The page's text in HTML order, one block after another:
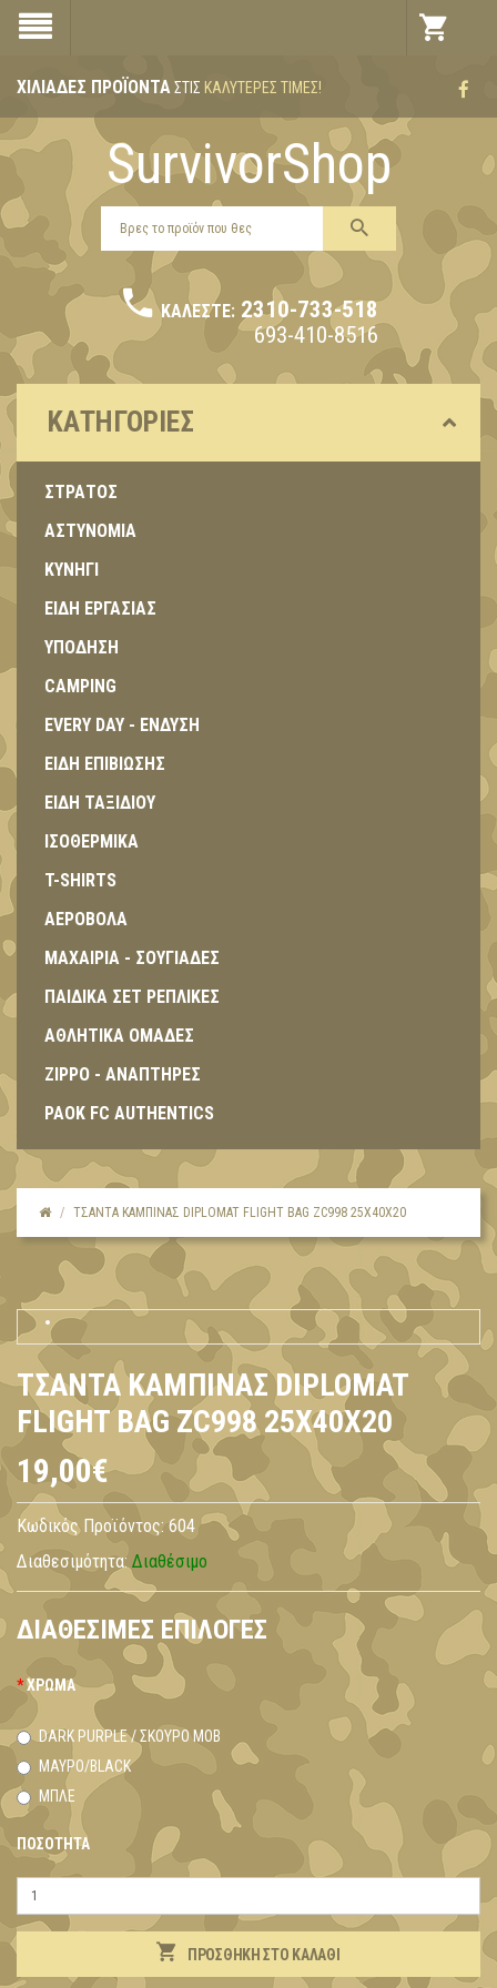
ΧΙΛΙΆΔΕΣ ΠΡΟΪΌΝΤΑΣΤΙΣ ΚΑΛΎΤΕΡΕΣ ΤΙΜΈΣ!
SurvivorShop
ΚΑΛΈΣΤΕ: 2310-733-518
693-410-8516
ΚΑΤΗΓΟΡΊΕΣ
ΣΤΡΑΤΟΣ
ΑΣΤΥΝΟΜΙΑ
ΚΥΝΗΓΙ
ΕΙΔΗ ΕΡΓΑΣΙΑΣ
ΥΠΟΔΗΣΗ
CAMPING
EVERY DAY - ΕΝΔΥΣΗ
ΕΙΔΗ ΕΠΙΒΙΩΣΗΣ
ΕΙΔΗ ΤΑΞΙΔΙΟΥ
ΙΣΟΘΕΡΜΙΚΑ
T-SHIRTS
ΑΕΡΟΒΟΛΑ
ΜΑΧΑΙΡΙΑ - ΣΟΥΓΙΑΔΕΣ
ΠΑΙΔΙΚΑ ΣΕΤ ΡΕΠΛΙΚΕΣ
ΑΘΛΗΤΙΚΑ ΟΜΑΔΕΣ
ZIPPO - ΑΝΑΠΤΗΡΕΣ
PAOK FC AUTHENTICS
ΤΣΆΝΤΑ ΚΑΜΠΊΝΑΣ DIPLOMAT FLIGHT BAG ZC998 25X40X20
ΤΣΆΝΤΑ ΚΑΜΠΊΝΑΣ DIPLOMAT
FLIGHT BAG ZC998 25X40X20
19,00€
Κωδικός Προϊόντος: 604
Διαθεσιμότητα: Διαθέσιμο
ΔΙΑΘΈΣΙΜΕΣ ΕΠΙΛΟΓΈΣ
ΧΡΏΜΑ
DARK PURPLE / ΣΚΟΎΡΟ ΜΟΒ
ΜΑΎΡΟ/BLACK
ΜΠΛΕ
ΠΟΣΌΤΗΤΑ
ΠΡΟΣΘΉΚΗ ΣΤΟ ΚΑΛΆΘΙ